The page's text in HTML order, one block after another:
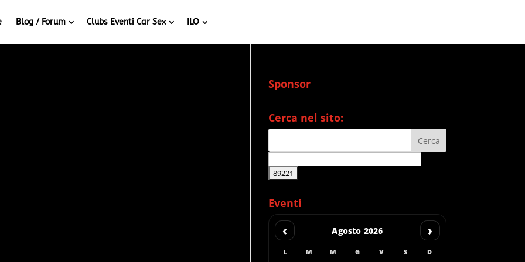
Blog / Forum Clubs Eventi Car Sex ILO
Sponsor
Cerca nel sito:
Eventi
‹ Agosto 2026 ›
L M M G V S D